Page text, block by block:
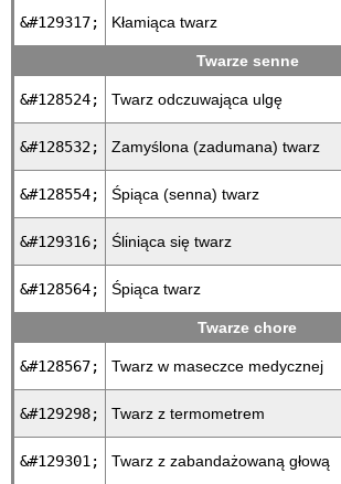
&#129317; Kłamiąca twarz
Twarze senne
&#128524; Twarz odczuwająca ulgę
&#128532; Zamyślona (zadumana) twarz
&#128554; Śpiąca (senna) twarz
&#129316; Śliniąca się twarz
&#128564; Śpiąca twarz
Twarze chore
&#128567; Twarz w maseczce medycznej
&#129298; Twarz z termometrem
&#129301; Twarz z zabandażowaną głową